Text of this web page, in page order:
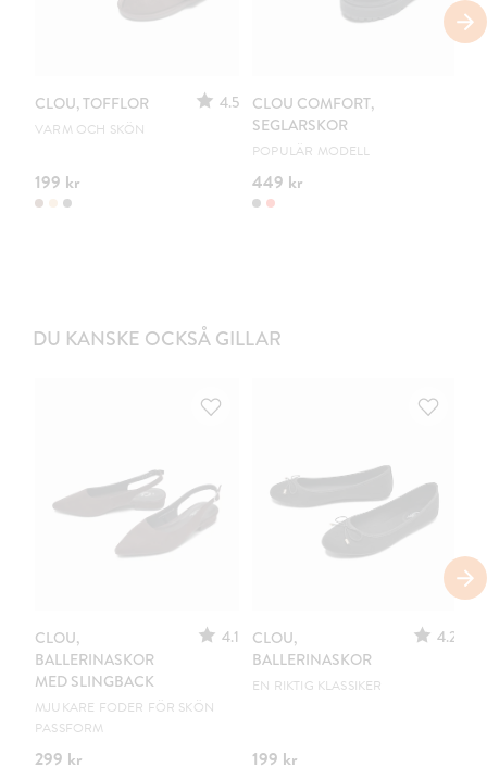
CLOU, TOFFLOR 4.5
VARM OCH SKÖN
199 kr
CLOU COMFORT,
SEGLARSKOR
POPULÄR MODELL
449 kr
DU KANSKE OCKSÅ GILLAR
CLOU,
BALLERINASKOR
MED SLINGBACK
4.1
MJUKARE FODER FÖR SKÖN
PASSFORM
299 kr
CLOU,
BALLERINASKOR
4.2
EN RIKTIG KLASSIKER
199 kr